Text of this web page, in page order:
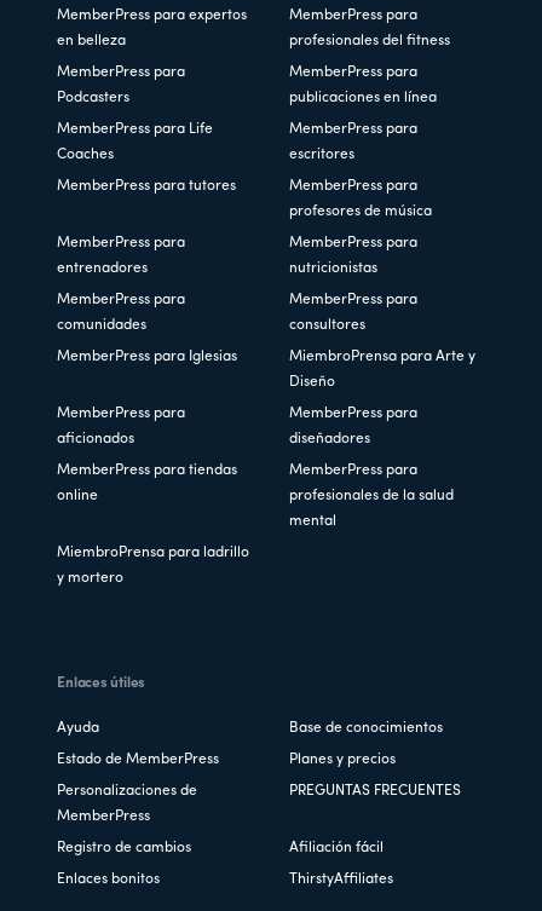
MemberPress para expertos
en belleza
MemberPress para
profesionales del fitness
MemberPress para
Podcasters
MemberPress para
publicaciones en línea
MemberPress para Life
Coaches
MemberPress para
escritores
MemberPress para tutores
MemberPress para
profesores de música
MemberPress para
entrenadores
MemberPress para
nutricionistas
MemberPress para
comunidades
MemberPress para
consultores
MemberPress para Iglesias
MiembroPrensa para Arte y
Diseño
MemberPress para
aficionados
MemberPress para
diseñadores
MemberPress para tiendas
online
MemberPress para
profesionales de la salud
mental
MiembroPrensa para ladrillo
y mortero
Enlaces útiles
Ayuda Base de conocimientos
Estado de MemberPress Planes y precios
Personalizaciones de
MemberPress
PREGUNTAS FRECUENTES
Registro de cambios Afiliación fácil
Enlaces bonitos ThirstyAffiliates